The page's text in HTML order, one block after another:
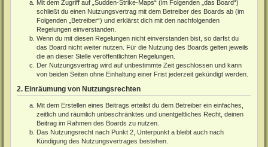
Mit dem Zugriff auf „Sudden-Strike-Maps“ (im Folgenden „das Board“)
schließt du einen Nutzungsvertrag mit dem Betreiber des Boards ab (im
Folgenden „Betreiber“) und erklärst dich mit den nachfolgenden
Regelungen einverstanden.
Wenn du mit diesen Regelungen nicht einverstanden bist, so darfst du
das Board nicht weiter nutzen. Für die Nutzung des Boards gelten jeweils
die an dieser Stelle veröffentlichten Regelungen.
Der Nutzungsvertrag wird auf unbestimmte Zeit geschlossen und kann
von beiden Seiten ohne Einhaltung einer Frist jederzeit gekündigt werden.
2. Einräumung von Nutzungsrechten
Mit dem Erstellen eines Beitrags erteilst du dem Betreiber ein einfaches,
zeitlich und räumlich unbeschränktes und unentgeltliches Recht, deinen
Beitrag im Rahmen des Boards zu nutzen.
Das Nutzungsrecht nach Punkt 2, Unterpunkt a bleibt auch nach
Kündigung des Nutzungsvertrages bestehen.